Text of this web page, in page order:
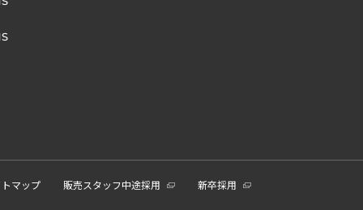
マップ 販売スタッフ中途採用 新卒採用